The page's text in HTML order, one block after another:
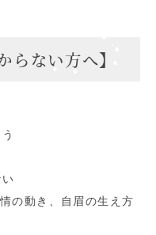
らない方へ】
の動き、自眉の生え方